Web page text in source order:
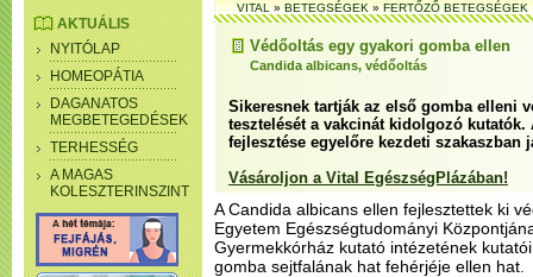
AKTUÁLIS
NYITÓLAP
HOMEOPÁTIA
DAGANATOS
MEGBETEGEDÉSEK
TERHESSÉG
A MAGAS
KOLESZTERINSZINT
VITAL»BETEGSÉGEK»FERTŐZŐ BETEGSÉGEK
Védőoltás egy gyakori gomba ellen
Candida albicans, védőoltás
Sikeresnek tartják az első gomba elleni
tesztelését a vakcinát kidolgozó kutatók.
fejlesztése egyelőre kezdeti szakaszban
Vásároljon a Vital EgészségPlázában!
A Candida albicans ellen fejlesztettek ki
Egyetem Egészségtudományi
Gyermekkórház kutató intézetének
gomba sejtfalának hat fehérjéje ellen hat.